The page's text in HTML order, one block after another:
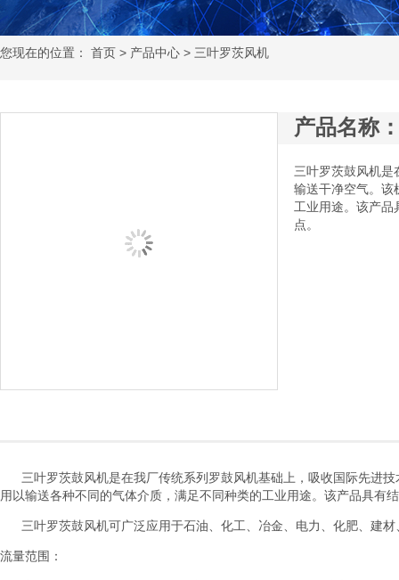
产品名称
三叶罗茨鼓风机是
输送干净空气。该
工业用途。该产品
点。
三叶罗茨鼓风机是在我厂传统系列罗鼓风机基础上，吸收国际先进
用以输送各种不同的气体介质，满足不同种类的工业用途。该产品具
三叶罗茨鼓风机可广泛应用于石油、化工、冶金、电力、化肥、建
流量范围：
您现在的位置： 首页 > 产品中心 > 三叶罗茨风机